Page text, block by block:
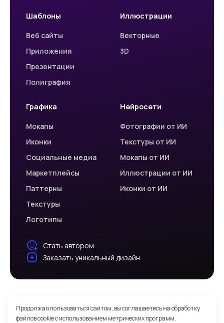
Шаблоны
Веб сайты
Приложения
Презентации
Полиграфия
Иллюстрации
Векторные
3D
Графика
Мокапы
Иконки
Социальные медиа
Маркетплейсы
Паттерны
Текстуры
Логотипы
Нейросети
Фотографии от ИИ
Текстуры от ИИ
Мокапы от ИИ
Иллюстрации от ИИ
Иконки от ИИ
Стать автором
Заказать уникальный дизайн
Политика обработки персональных данных
Продолжая пользоваться сайтом, вы соглашаетесь на обработку
файлов cookie с использованием метрических программ.